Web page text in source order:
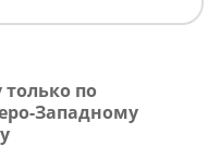
по
Западному